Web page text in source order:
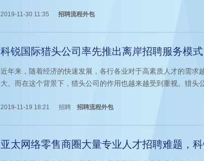
伴。
2019-11-30 11:35 招聘流程外包
科锐国际猎头公司率先推出离岸招聘服务模
近年来，随着经济的快速发展，各行各业对于高素质人才的需求
大。而在这个背景下，猎头公司的作用也越来越受到重视。猎头
年，猎头公司科锐国际率先推出离岸招聘服务模式，为客户提供更
2019-11-19 18:21 招聘 招聘流程外包
亚太网络零售商圈大量专业人才招聘难题，